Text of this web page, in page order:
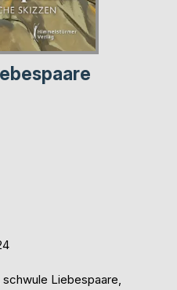
Liebespaare,